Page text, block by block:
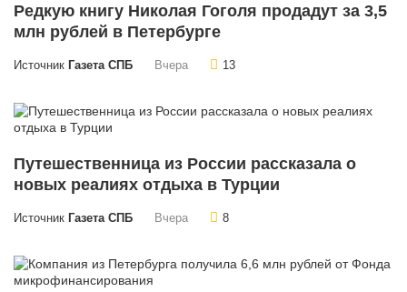
Редкую книгу Николая Гоголя продадут за 3,5
млн рублей в Петербурге
Источник Газета СПБ Вчера 13
Путешественница из России рассказала о
новых реалиях отдыха в Турции
Источник Газета СПБ Вчера 8